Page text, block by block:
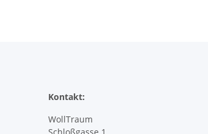
Kontakt:
WollTraum